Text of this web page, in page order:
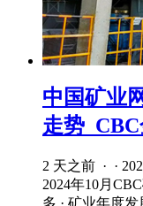
中国矿业
走势
2 天之前 · ·
2024年10月
多 · 矿业年度